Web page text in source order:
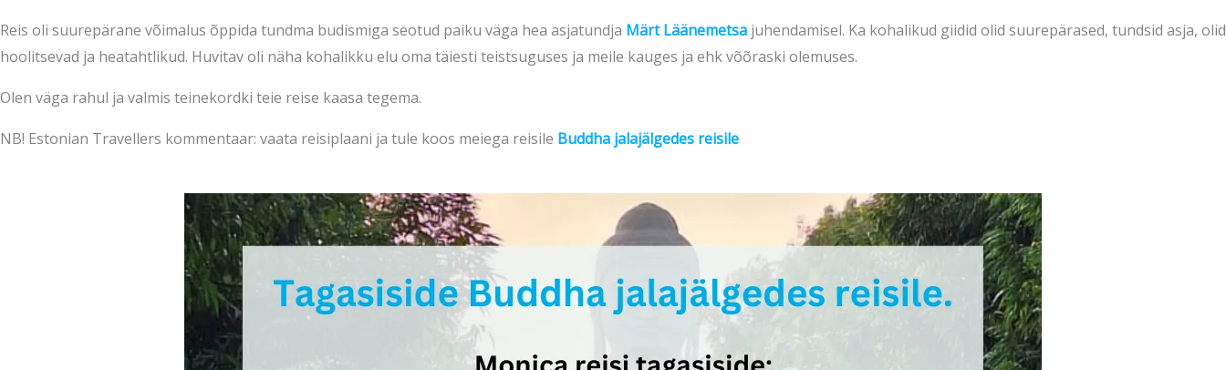
Reis oli suurepärane võimalus õppida tundma budismiga seotud paiku väga hea asjatundja Märt Läänemetsa juhendamisel. Ka kohalikud giidid olid suurepärased, tundsid asja, olid
hoolitsevad ja heatahtlikud. Huvitav oli näha kohalikku elu oma täiesti teistsuguses ja meile kauges ja ehk võõraski olemuses.
Olen väga rahul ja valmis teinekordki teie reise kaasa tegema.
NB! Estonian Travellers kommentaar: vaata reisiplaani ja tule koos meiega reisile Buddha jalajälgedes reisile